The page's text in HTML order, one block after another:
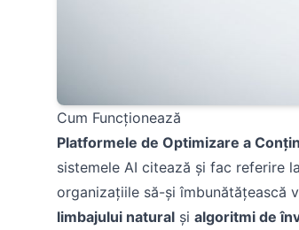
Cum Funcționează
Platformele de Optimizare a
sistemele AI citează și fac referire
organizațiile să-și îmbunătățească
limbajului natural și algoritmi de